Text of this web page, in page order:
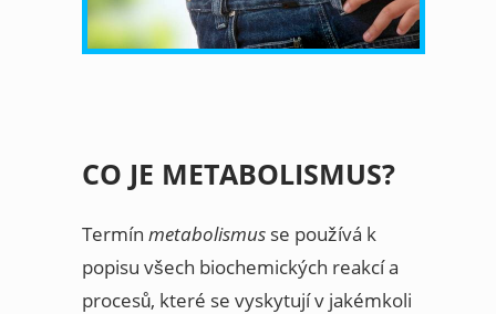
CO JE METABOLISMUS?
Termín metabolismus se používá k
popisu všech biochemických reakcí a
procesů, které se vyskytují v jakémkoli